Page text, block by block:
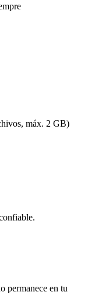
máx. 2 GB)
permanece en tu